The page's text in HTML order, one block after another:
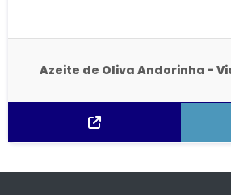
Azeite de Oliva Andorinha -